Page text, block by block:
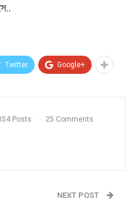
Twitter Google+
Posts 25 Comments
NEXT POST